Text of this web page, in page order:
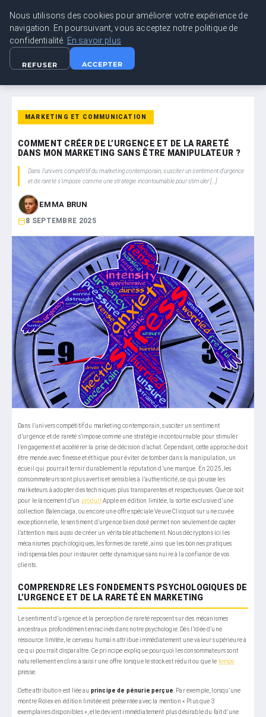
LEAD REVOLUTION
COMMENT CRÉER DE L’URGENCE ET DE LA RARETÉ DANS MON…
MARKETING ET COMMUNICATION
COMMENT CRÉER DE L’URGENCE ET DE LA RARETÉ
DANS MON MARKETING SANS ÊTRE MANIPULATEUR ?
Dans l’univers compétitif du marketing contemporain, susciter un sentiment d’urgence
et de rareté s’impose comme une stratégie incontournable pour stimuler […]
EMMA BRUN
8 SEPTEMBRE 2025
Dans l’univers compétitif du marketing contemporain, susciter un sentiment
d’urgence et de rareté s’impose comme une stratégie incontournable pour stimuler
l’engagement et accélérer la prise de décision d’achat. Cependant, cette approche doit
être menée avec finesse et éthique pour éviter de tomber dans la manipulation, un
écueil qui pourrait ternir durablement la réputation d’une marque. En 2025, les
consommateurs sont plus avertis et sensibles à l’authenticité, ce qui pousse les
marketeurs à adopter des techniques plus transparentes et respectueuses. Que ce soit
pour le lancement d’un produitApple en édition limitée, la sortie exclusive d’une
collection Balenciaga, ou encore une offre spéciale Veuve Clicquot sur une cuvée
exceptionnelle, le sentiment d’urgence bien dosé permet non seulement de capter
l’attention mais aussi de créer un véritable attachement. Nous décryptons ici les
mécanismes psychologiques, les formes de rareté, ainsi que les bonnes pratiques
indispensables pour instaurer cette dynamique sans nuire à la confiance de vos
clients.
COMPRENDRE LES FONDEMENTS PSYCHOLOGIQUES DE
L’URGENCE ET DE LA RARETÉ EN MARKETING
Le sentiment d’urgence et la perception de rareté reposent sur des mécanismes
ancestraux profondément enracinés dans notre psychologie. Dès l’idée d’une
ressource limitée, le cerveau humain attribue immédiatement une valeur supérieure à
ce qui pourrait disparaître. Ce principe explique pourquoi les consommateurs sont
naturellement enclins à saisir une offre lorsque le stock est réduit ou que le temps
presse.
Cette attribution est liée au principe de pénurie perçue . Par exemple, lorsqu’une
montre Rolex en édition limitée est présentée avec la mention « Plus que 3
exemplaires disponibles », elle devient immédiatement plus désirable du fait d’une
Nous utilisons des cookies pour améliorer votre expérience de
navigation. En poursuivant, vous acceptez notre politique de
confidentialité. En savoir plus
REFUSER ACCEPTER